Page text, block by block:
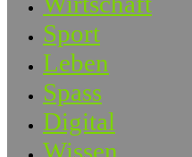
Sport
Leben
Spass
Digital
Wissen